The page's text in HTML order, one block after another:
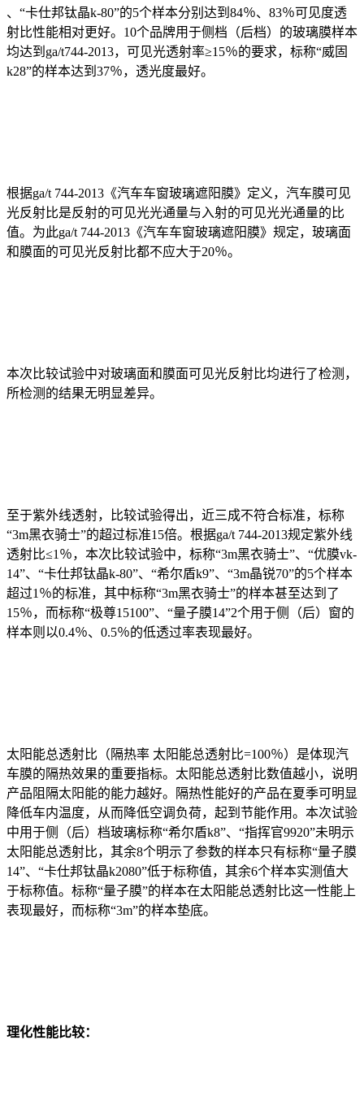
、“卡仕邦钛晶k-80”的5个样本分别达到84％、83％可见度透
射比性能相对更好。10个品牌用于侧档（后档）的玻璃膜样本
均达到ga/t744-2013，可见光透射率≥15％的要求，标称“威固
k28”的样本达到37％，透光度最好。
根据ga/t 744-2013《汽车车窗玻璃遮阳膜》定义，汽车膜可见
光反射比是反射的可见光光通量与入射的可见光光通量的比
值。为此ga/t 744-2013《汽车车窗玻璃遮阳膜》规定，玻璃面
和膜面的可见光反射比都不应大于20％。
本次比较试验中对玻璃面和膜面可见光反射比均进行了检测，
所检测的结果无明显差异。
至于紫外线透射，比较试验得出，近三成不符合标准，标称
“3m黑衣骑士”的超过标准15倍。根据ga/t 744-2013规定紫外线
透射比≤1％，本次比较试验中，标称“3m黑衣骑士”、“优膜vk-
14”、“卡仕邦钛晶k-80”、“希尔盾k9”、“3m晶锐70”的5个样本
超过1％的标准，其中标称“3m黑衣骑士”的样本甚至达到了
15％，而标称“极尊15100”、“量子膜14”2个用于侧（后）窗的
样本则以0.4％、0.5％的低透过率表现最好。
太阳能总透射比（隔热率 太阳能总透射比=100％）是体现汽
车膜的隔热效果的重要指标。太阳能总透射比数值越小，说明
产品阻隔太阳能的能力越好。隔热性能好的产品在夏季可明显
降低车内温度，从而降低空调负荷，起到节能作用。本次试验
中用于侧（后）档玻璃标称“希尔盾k8”、“指挥官9920”未明示
太阳能总透射比，其余8个明示了参数的样本只有标称“量子膜
14”、“卡仕邦钛晶k2080”低于标称值，其余6个样本实测值大
于标称值。标称“量子膜”的样本在太阳能总透射比这一性能上
表现最好，而标称“3m”的样本垫底。
理化性能比较：